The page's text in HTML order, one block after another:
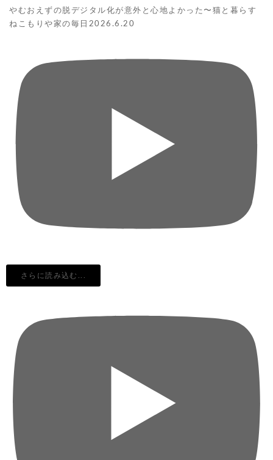
やむおえずの脱デジタル化が意外と心地よかった〜猫と暮らす
ねこもりや家の毎日2026.6.20
さらに読み込む...